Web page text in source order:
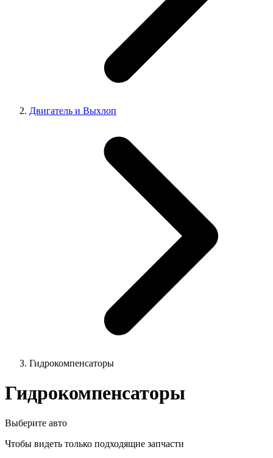
Двигатель и Выхлоп
Гидрокомпенсаторы
Гидрокомпенсаторы
Выберите авто
Чтобы видеть только подходящие запчасти